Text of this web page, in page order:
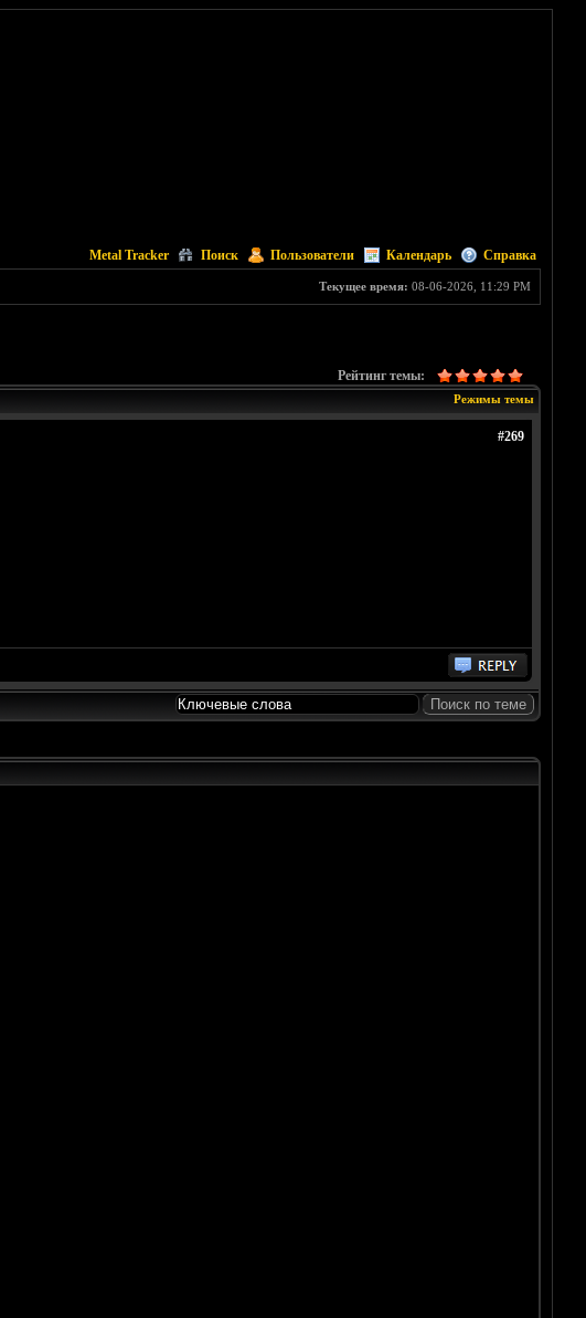
Metal Tracker Поиск Пользователи Календарь Справка
Текущее время: 08-06-2026, 11:29 PM
Рейтинг темы:
Режимы темы
#269